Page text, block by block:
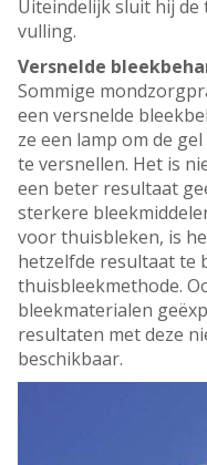
Uiteindelijk sluit hij de
vulling.
Versnelde
Sommige
een versnelde
ze een lamp om de
te versnellen. Het is
een beter resultaat
sterkere
voor thuisbleken, is
hetzelfde resultaat te
thuisbleekmethode.
bleekmaterialen
resultaten met deze
beschikbaar.